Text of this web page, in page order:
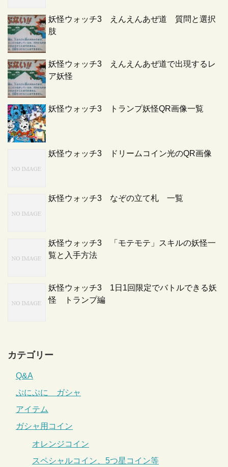
妖怪ウォッチ3 えんえんあぜ道 質問と選択
肢
妖怪ウォッチ3 えんえんあぜ道で出現するレ
ア妖怪
妖怪ウォッチ3 トランプ妖怪QR画像一覧
妖怪ウォッチ3 ドリームコイン光のQR画像
妖怪ウォッチ3 なぞの立て札 一覧
妖怪ウォッチ3 「モテモテ」スキルの妖怪一
覧と入手方法
妖怪ウォッチ3 1日1回限定でバトルできる妖
怪 トランプ編
カテゴリー
Q&A
ぷにぷに ガシャ
アイテム
ガシャ用コイン
オレンジコイン
スペシャルコイン、5つ星コイン等